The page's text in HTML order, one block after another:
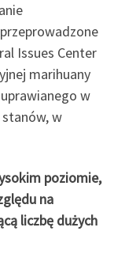
Issues Center
marihuany
w
stanów, w
poziomie,
na
liczbę dużych